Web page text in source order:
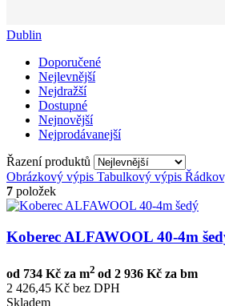
Dublin
Doporučené
Nejlevnější
Nejdražší
Dostupné
Nejnovější
Nejprodávanejší
Řazení produktů
Obrázkový výpis Tabulkový výpis
7 položek
Koberec ALFAWOOL 40-4m
od 734 Kč za m2 od 2 936 Kč za bm
2 426,45 Kč bez DPH
Skladem